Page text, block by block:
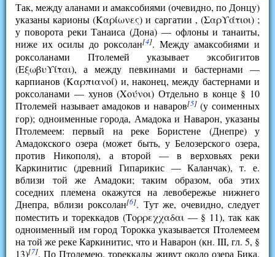
Так, между аланами и амаксобиями (очевидно, по Донцу)
указаны карионы (Καρίωνες) и саргатии , (Σαρϒάτιοι) ;
у поворота реки Танаиса (Дона) — офлоны и танаиты,
ниже их осилы до роксолан[4]. Между амаксобиями и
роксоланами Птолемей указывает эксобигитов
(Εξωβυϒίται), а между певкинами и бастернами —
карпианов (Καρπιανοί) и, наконец, между бастернами и
роксоланами — хунов (Χούνοι) Отдельно в конце § 10
Птолемей называет амадоков и наваров[5](у соименных
гор); одноименные города, Амадока и Наварон, указаны
Птолемеем: первый на реке Бористене (Днепре) у
Амадокского озера (может быть, у Белозерского озера,
против Никополя), а второй — в верховьях реки
Каркинитис (древний Гипарикис — Каланчак), т. е.
вблизи той же Амадоки; таким образом, оба этих
соседних племена окажутся на левобережье нижнего
Днепра, вблизи роксолан[6]. Тут же, очевидно, следует
поместить и тореккадов (Τορρεχχαδαι — § 11), так как
одноименный им город Торокка указывается Птолемеем
на той же реке Каркинитис, что и Наварон (кн. III, гл. 5, §
13)[7]. По Птолемею, тореккады живут около озера Бика,